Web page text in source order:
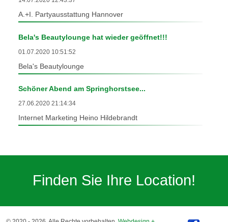
A.+I. Partyausstattung Hannover
Bela's Beautylounge hat wieder geöffnet!!!
01.07.2020 10:51:52
Bela's Beautylounge
Schöner Abend am Springhorstsee...
27.06.2020 21:14:34
Internet Marketing Heino Hildebrandt
Finden Sie Ihre Location!